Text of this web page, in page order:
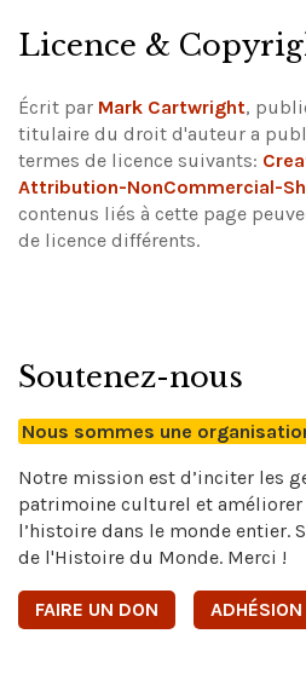
Licence &
Écrit par Mark Cartwright,
titulaire du droit d'auteur a
termes de licence suivants:
Attribution-NonCommercial-
contenus liés à cette page
de licence différents.
Soutenez-nous
Nous sommes une
Notre mission est d’inciter les
patrimoine culturel et améliorer
l’histoire dans le monde entier.
de l'Histoire du Monde. Merci !
FAIRE UN DON ADHÉSION